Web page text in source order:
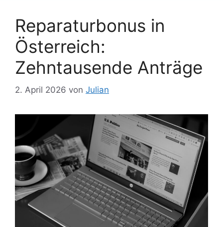
Reparaturbonus in
Österreich:
Zehntausende Anträge
2. April 2026 von Julian